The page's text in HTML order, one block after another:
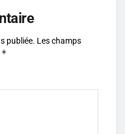
publiée. Les champs
*